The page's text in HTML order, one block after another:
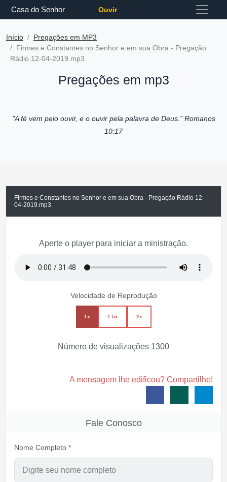
Casa do Senhor Ouvir
Início
Pregações em MP3
Firmes e Constantes no Senhor e em sua Obra - Pregação
Rádio 12-04-2019.mp3
Pregações em mp3
"A fé vem pelo ouvir, e o ouvir pela palavra de Deus."Romanos
10:17
Firmes e Constantes no Senhor e em sua Obra - Pregação Rádio 12-
04-2019.mp3
Aperte o player para iniciar a ministração.
Velocidade de Reprodução
1x 1.5x 2x
Número de visualizações 1300
A mensagem lhe edificou? Compartilhe!
Fale Conosco
Nome Completo *